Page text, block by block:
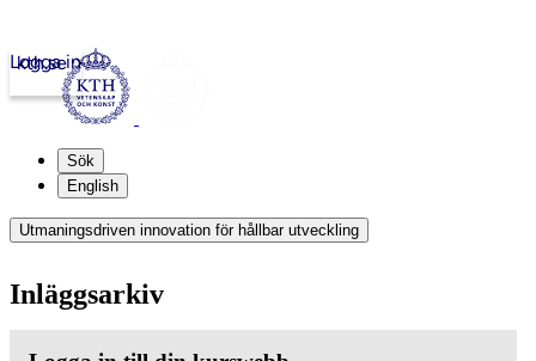
kth.se
Logga in
Sök
English
Utmaningsdriven innovation för hållbar utveckling
Inläggsarkiv